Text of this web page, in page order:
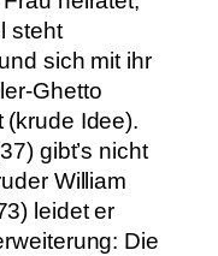
steht
sich mit ihr
Ghetto
(krude Idee).
gibt’s nicht
William
leidet er
Die